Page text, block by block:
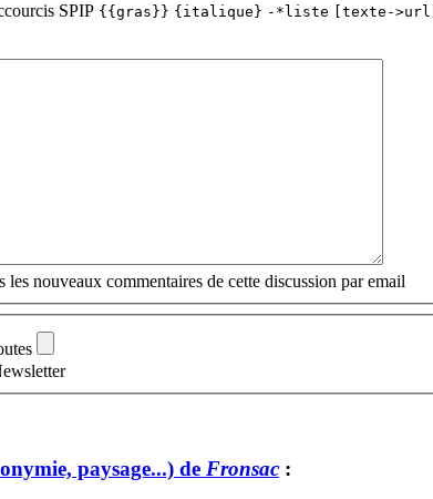
SPIP {{gras}} {italique} -*liste [texte->url]
les nouveaux commentaires de cette discussion par email
paysage...) de Fronsac :